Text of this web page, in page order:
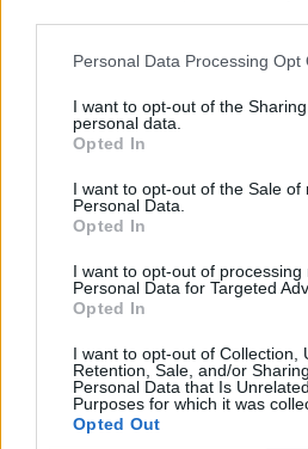
Personal Data Processing Opt
I want to opt-out of the
personal data.
Opted In
I want to opt-out of the Sale of
Personal Data.
Opted In
I want to opt-out of processing
Personal Data for Targeted
Opted In
I want to opt-out of Collection,
Retention, Sale, and/or
Personal Data that Is
Purposes for which it was
Opted Out
ΙΚΕΑ και ROG ενώνουν τις
gaming επίπλων και